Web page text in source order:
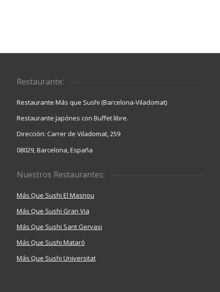
Restaurante:
Restaurante Más que Sushi (Barcelona-Viladomat)
Restaurante Japónes con Buffet libre.
Dirección: Carrer de Viladomat, 259
08029, Barcelona, España
Nuestros Restaurantes:
Más Que Sushi El Masnou
Más Que Sushi Gran Via
Más Que Sushi Sant Gervasi
Más Que Sushi Mataró
Más Que Sushi Universitat